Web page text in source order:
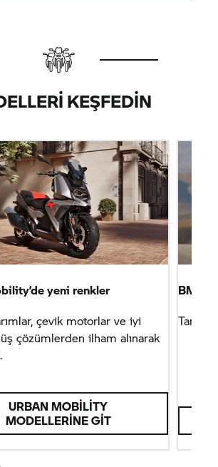
KEŞFEDIN
yeni renkler
çevik motorlar ve iyi
çözümlerden ilham alınarak
URBAN MOBILITY
MODELLERINE GIT
BMW
Tam